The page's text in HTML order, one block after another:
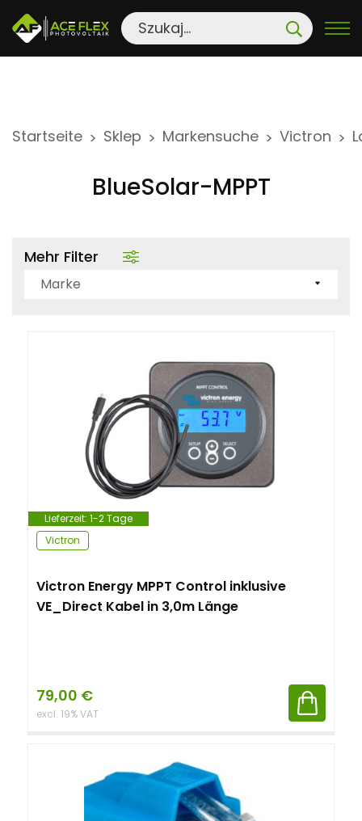
Startseite > Sklep > Markensuche > Victron >
BlueSolar-MPPT
Marke
Mehr Filter
Lieferzeit: 1-2 Tage
Victron
Victron Energy MPPT Control inklusive
VE_Direct Kabel in 3,0m Länge
79,00 €
excl. 19% VAT